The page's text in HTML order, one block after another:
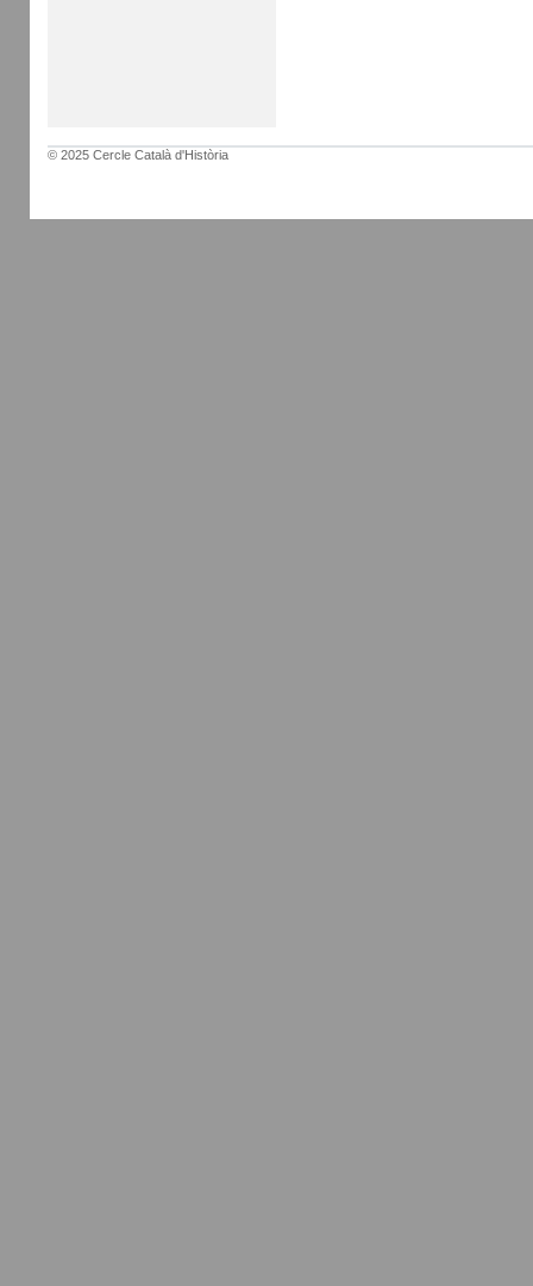
© 2025 Cercle Català d'Història